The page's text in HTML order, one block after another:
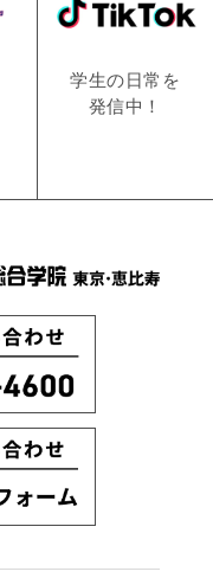
学生の日常を
発信中！